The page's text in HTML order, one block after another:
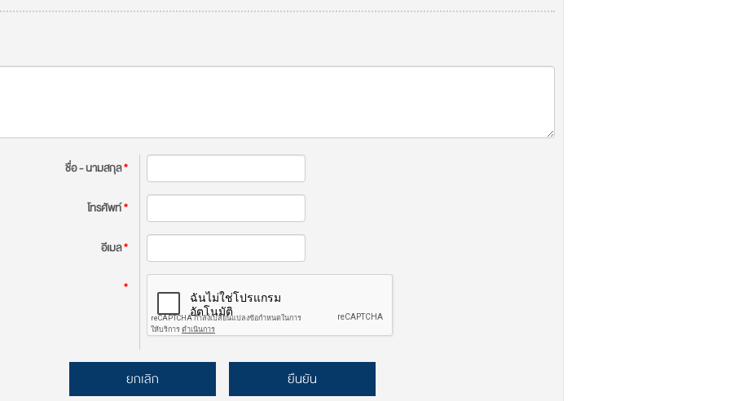
ชื่อ - นามสกุล*
โทรศัพท์*
อีเมล*
*
ยกเลิก ยืนยัน